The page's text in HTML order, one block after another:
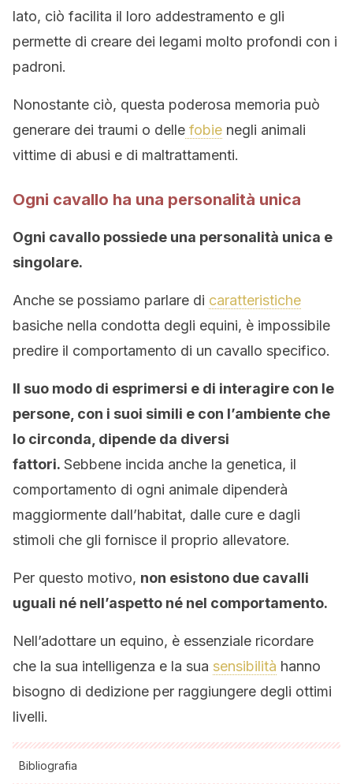
lato, ciò facilita il loro addestramento e gli
permette di creare dei legami molto profondi con i
padroni.
Nonostante ciò, questa poderosa memoria può
generare dei traumi o delle fobie negli animali
vittime di abusi e di maltrattamenti.
Ogni cavallo ha una personalità unica
Ogni cavallo possiede una personalità unica e
singolare.
Anche se possiamo parlare di caratteristiche
basiche nella condotta degli equini, è impossibile
predire il comportamento di un cavallo specifico.
Il suo modo di esprimersi e di interagire con le
persone, con i suoi simili e con l’ambiente che
lo circonda, dipende da diversi
fattori. Sebbene incida anche la genetica, il
comportamento di ogni animale dipenderà
maggiormente dall’habitat, dalle cure e dagli
stimoli che gli fornisce il proprio allevatore.
Per questo motivo, non esistono due cavalli
uguali né nell’aspetto né nel comportamento.
Nell’adottare un equino, è essenziale ricordare
che la sua intelligenza e la sua sensibilità hanno
bisogno di dedizione per raggiungere degli ottimi
livelli.
Bibliografia